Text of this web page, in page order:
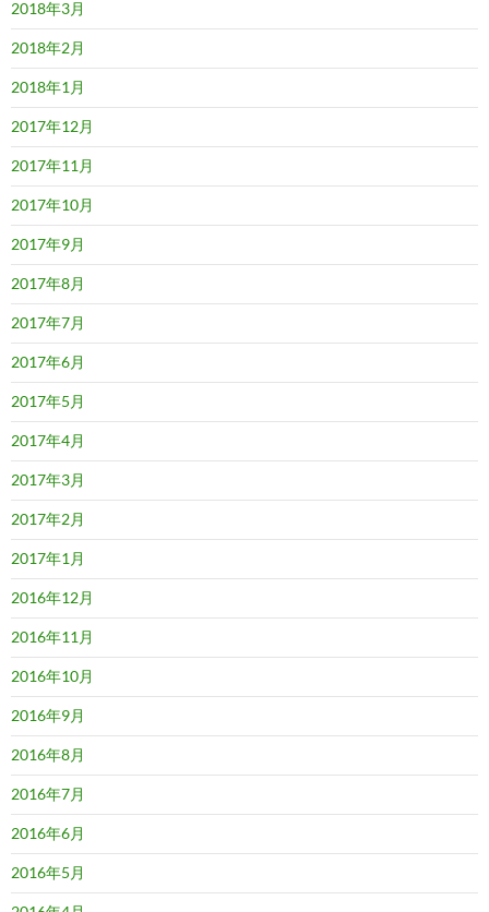
2018年3月
2018年2月
2018年1月
2017年12月
2017年11月
2017年10月
2017年9月
2017年8月
2017年7月
2017年6月
2017年5月
2017年4月
2017年3月
2017年2月
2017年1月
2016年12月
2016年11月
2016年10月
2016年9月
2016年8月
2016年7月
2016年6月
2016年5月